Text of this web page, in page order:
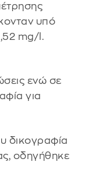
υπό
mg/l.
ενώ σε
για
δικογραφία
οδηγήθηκε